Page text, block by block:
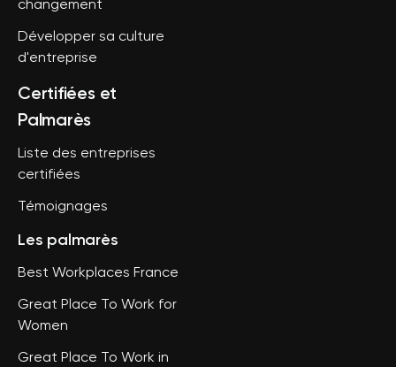
changement
Développer sa culture
d'entreprise
Certifiées et
Palmarès
Liste des entreprises
certifiées
Témoignages
Les palmarès
Best Workplaces France
Great Place To Work for
Women
Great Place To Work in